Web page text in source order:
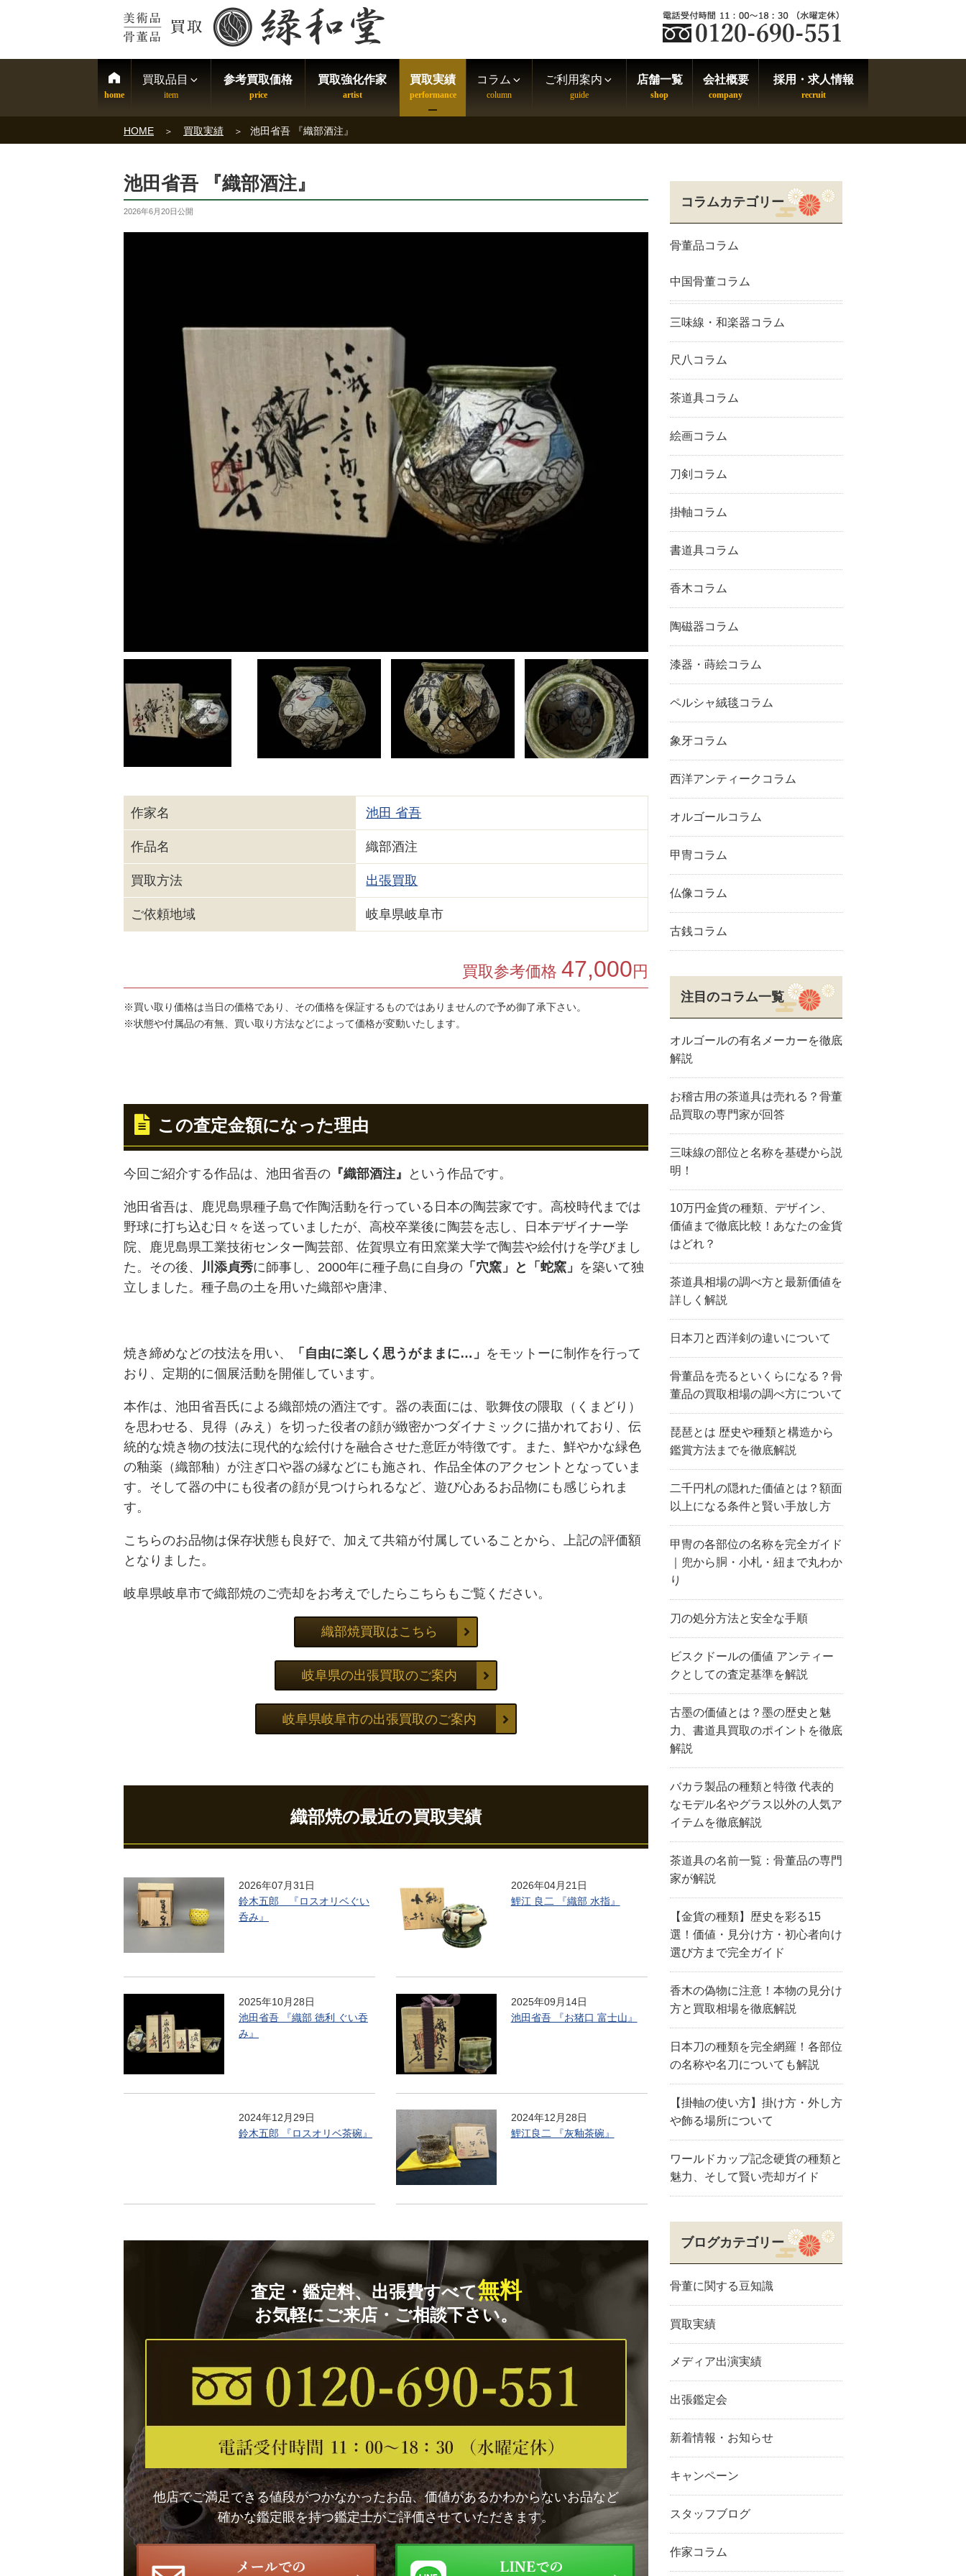
買取品目 参考買取価格 買取強化作家 買取実績 コラム ご利用案内 店舗一覧 会社概要 採用・求人情報
HOME 買取実績 池田省吾 『織部酒注』
池田省吾 『織部酒注』
2026年6月20日公開
作家名 池田 省吾
作品名 織部酒注
買取方法 出張買取
ご依頼地域 岐阜県岐阜市
買取参考価格 47,000 円
※買い取り価格は当日の価格であり、その価格を保証するものではありませんので予め御了承下さい。
※状態や付属品の有無、買い取り方法などによって価格が変動いたします。
この査定金額になった理由
今回ご紹介する作品は、池田省吾の 『織部酒注』 という作品です。
池田省吾は、鹿児島県種子島で作陶活動を行っている日本の陶芸家です。高校時代までは
野球に打ち込む日々を送っていましたが、高校卒業後に陶芸を志し、日本デザイナー学
院、鹿児島県工業技術センター陶芸部、佐賀県立有田窯業大学で陶芸や絵付けを学びまし
た。その後、
川添貞秀に師事し、2000年に種子島に自身の 「穴窯」と「蛇窯」 を築いて独
立しました。種子島の土を用いた織部や唐津、
焼き締めなどの技法を用い、 「自由に楽しく思うがままに…」 をモットーに制作を行って
おり、定期的に個展活動を開催しています。
本作は、池田省吾氏による織部焼の酒注です。器の表面には、歌舞伎の隈取（くまどり）
を思わせる、見得（みえ）を切った役者の顔が緻密かつダイナミックに描かれており、伝
統的な焼き物の技法に現代的な絵付けを融合させた意匠が特徴です。また、鮮やかな緑色
の釉薬（織部釉）が注ぎ口や器の縁などにも施され、作品全体のアクセントとなっていま
す。そして器の中にも役者の顔が見つけられるなど、遊び心あるお品物にも感じられま
す。
こちらのお品物は保存状態も良好で、加えて共箱が付属していることから、上記の評価額
となりました。
岐阜県岐阜市で織部焼のご売却をお考えでしたらこちらもご覧ください。
織部焼買取はこちら
岐阜県の出張買取のご案内
岐阜県岐阜市の出張買取のご案内
織部焼の最近の買取実績
2026年07月31日
鈴木五郎 『ロスオリベぐい
呑み』
2026年04月21日
鯉江 良二 『織部 水指』
2025年10月28日
池田省吾 『織部 徳利 ぐい吞
み』
2025年09月14日
池田省吾 『お猪口 富士山』
2024年12月29日
鈴木五郎 『ロスオリベ茶碗』
2024年12月28日
鯉江良二 『灰釉茶碗』
査定・鑑定料、出張費すべて無料
お気軽にご来店・ご相談下さい。
他店でご満足できる値段がつかなかったお品、価値があるかわからないお品など
確かな鑑定眼を持つ鑑定士がご評価させていただきます。
コラムカテゴリー
骨董品コラム
中国骨董コラム
三味線・和楽器コラム
尺八コラム
茶道具コラム
絵画コラム
刀剣コラム
掛軸コラム
書道具コラム
香木コラム
陶磁器コラム
漆器・蒔絵コラム
ペルシャ絨毯コラム
象牙コラム
西洋アンティークコラム
オルゴールコラム
甲冑コラム
仏像コラム
古銭コラム
注目のコラム一覧
オルゴールの有名メーカーを徹底
解説
お稽古用の茶道具は売れる？骨董
品買取の専門家が回答
三味線の部位と名称を基礎から説
明！
10万円金貨の種類、デザイン、
価値まで徹底比較！あなたの金貨
はどれ？
茶道具相場の調べ方と最新価値を
詳しく解説
日本刀と西洋剣の違いについて
骨董品を売るといくらになる？骨
董品の買取相場の調べ方について
琵琶とは 歴史や種類と構造から
鑑賞方法までを徹底解説
二千円札の隠れた価値とは？額面
以上になる条件と賢い手放し方
甲冑の各部位の名称を完全ガイド
｜兜から胴・小札・紐まで丸わか
り
刀の処分方法と安全な手順
ビスクドールの価値 アンティー
クとしての査定基準を解説
古墨の価値とは？墨の歴史と魅
力、書道具買取のポイントを徹底
解説
バカラ製品の種類と特徴 代表的
なモデル名やグラス以外の人気ア
イテムを徹底解説
茶道具の名前一覧：骨董品の専門
家が解説
【金貨の種類】歴史を彩る15
選！価値・見分け方・初心者向け
選び方まで完全ガイド
香木の偽物に注意！本物の見分け
方と買取相場を徹底解説
日本刀の種類を完全網羅！各部位
の名称や名刀についても解説
【掛軸の使い方】掛け方・外し方
や飾る場所について
ワールドカップ記念硬貨の種類と
魅力、そして賢い売却ガイド
ブログカテゴリー
骨董に関する豆知識
買取実績
メディア出演実績
出張鑑定会
新着情報・お知らせ
キャンペーン
スタッフブログ
作家コラム